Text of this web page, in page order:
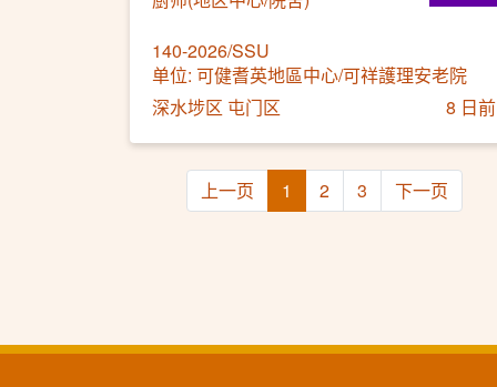
140-2026/SSU
单位: 可健耆英地區中心/可祥護理安老院
深水埗区 屯门区
8 日前
上一页 1 2 3 下一页